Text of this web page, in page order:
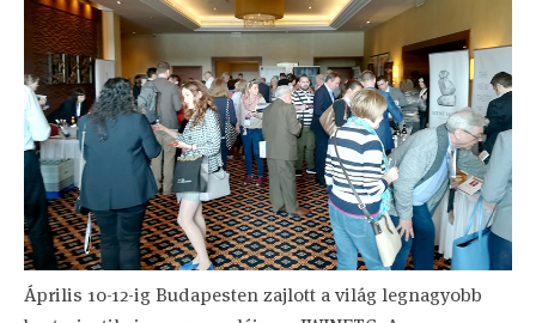
Április 10-12-ig Budapesten zajlott a világ legnagyobb